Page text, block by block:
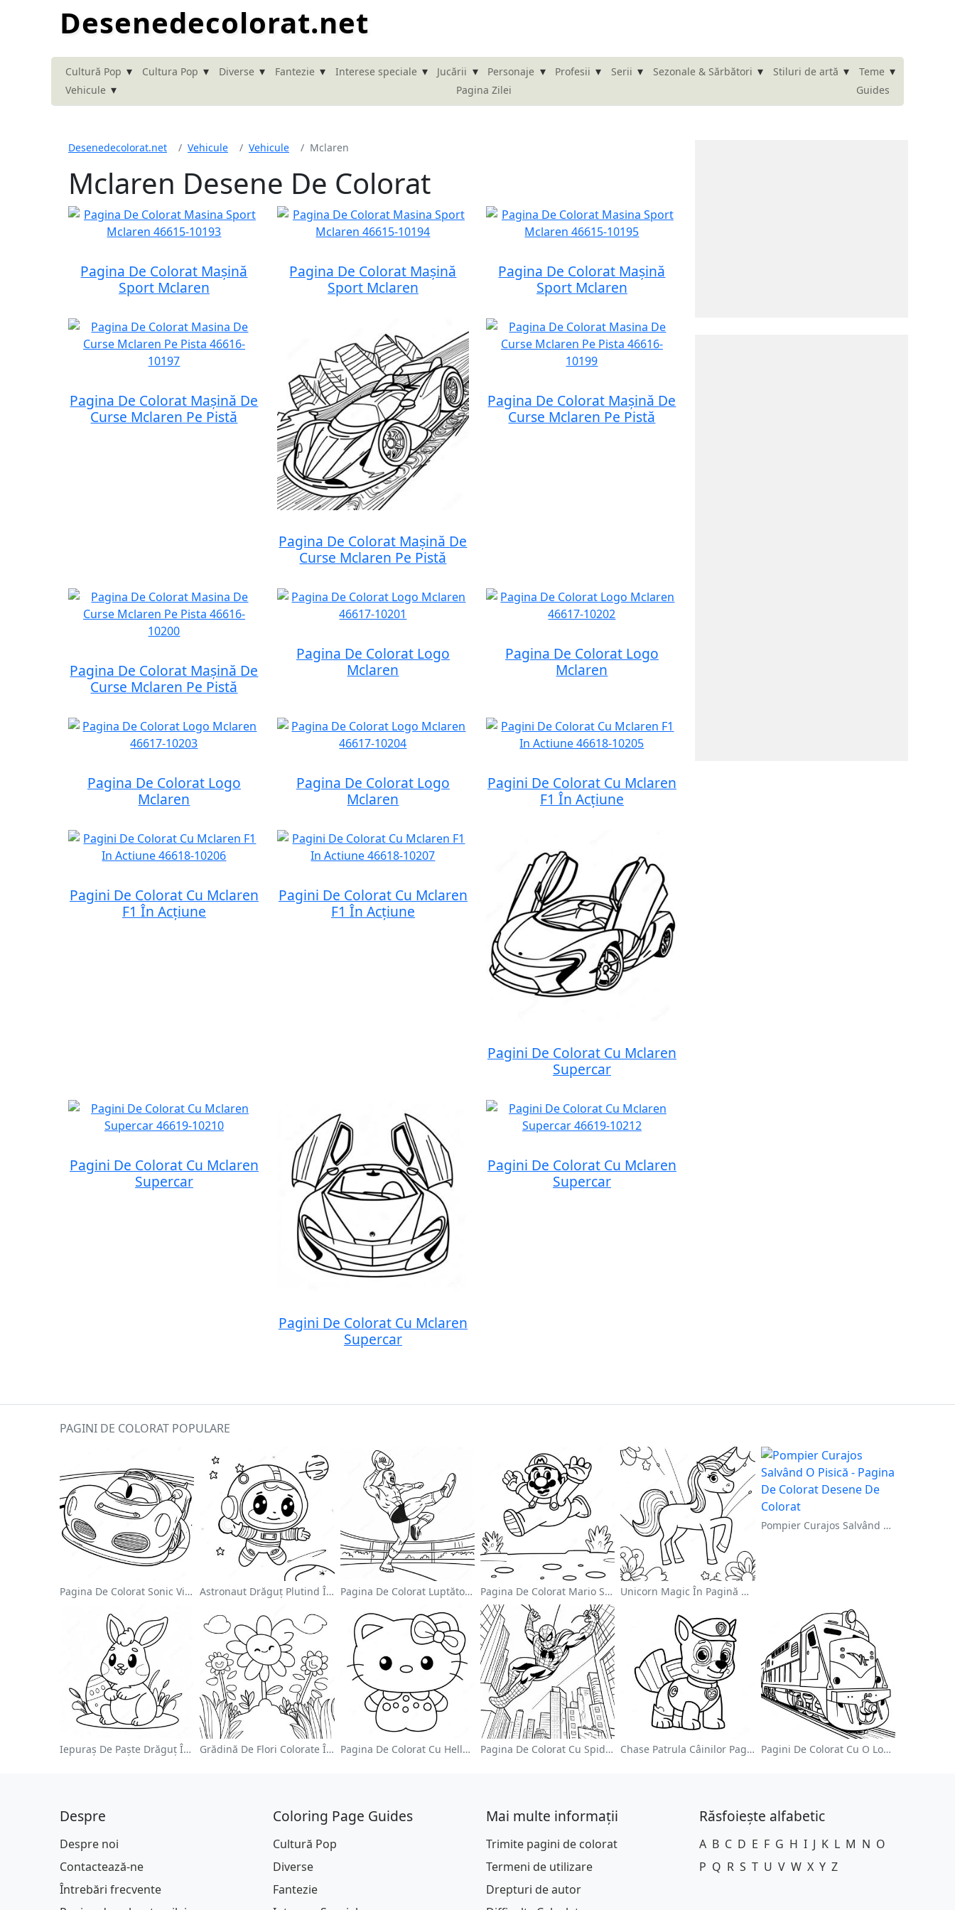
Desenedecolorat.net
Cultură Pop ▾ Cultura Pop ▾ Diverse ▾ Fantezie ▾ Interese speciale ▾ Jucării ▾ Personaje ▾ Profesii ▾ Serii ▾ Sezonale & Sărbători ▾ Stiluri de artă ▾ Teme ▾
Vehicule ▾ Pagina Zilei Guides
Desenedecolorat.net Vehicule Vehicule Mclaren
Mclaren Desene De Colorat
Pagina De Colorat Mașină
Sport Mclaren
Pagina De Colorat Mașină
Sport Mclaren
Pagina De Colorat Mașină
Sport Mclaren
Pagina De Colorat Mașină De
Curse Mclaren Pe Pistă
Pagina De Colorat Mașină De
Curse Mclaren Pe Pistă
Pagina De Colorat Mașină De
Curse Mclaren Pe Pistă
Pagina De Colorat Mașină De
Curse Mclaren Pe Pistă
Pagina De Colorat Logo
Mclaren
Pagina De Colorat Logo
Mclaren
Pagina De Colorat Logo
Mclaren
Pagina De Colorat Logo
Mclaren
Pagini De Colorat Cu Mclaren
F1 În Acțiune
Pagini De Colorat Cu Mclaren
F1 În Acțiune
Pagini De Colorat Cu Mclaren
F1 În Acțiune
Pagini De Colorat Cu Mclaren
Supercar
Pagini De Colorat Cu Mclaren
Supercar
Pagini De Colorat Cu Mclaren
Supercar
Pagini De Colorat Cu Mclaren
Supercar
PAGINI DE COLORAT POPULARE
Pagina De Colorat Sonic Viteza Astronaut Drăguț Plutind În Spațiu - Pagina De Colorat Pagina De Colorat Luptător Wwe Sărind Pe Inamic Pagina De Colorat Mario Sărind Peste Goombas Unicorn Magic În Pagină De Colorat Cu Curcubeu
Pompier Curajos Salvând O Pisică - Pagina De Colorat
Iepuraș De Paște Drăguț În Pagină De Colorat Grădină De Flori Colorate În Pagină De Colorat Pagina De Colorat Cu Hello Kitty Drăguță Cu Fundiță Pagina De Colorat Cu Spider Man Swinging Prin Oraș Chase Patrula Câinilor Pagina De Colorat Pagini De Colorat Cu O Locomotivă Colorată
Despre
Despre noi
Contactează-ne
Întrebări frecvente
Coloring Page Guides
Cultură Pop
Diverse
Fantezie
Mai multe informații
Trimite pagini de colorat
Termeni de utilizare
Drepturi de autor
Răsfoiește alfabetic
A B C D E F G H I J K L M N O
P Q R S T U V W X Y Z